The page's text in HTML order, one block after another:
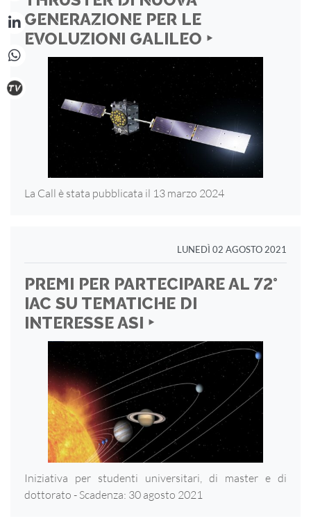
GENERAZIONE PER LE
EVOLUZIONI GALILEO ‣
La Call è stata pubblicata il 13 marzo 2024
LUNEDÌ 02 AGOSTO 2021
PREMI PER PARTECIPARE AL 72°
IAC SU TEMATICHE DI
INTERESSE ASI ‣
Iniziativa per studenti universitari, di master e di
dottorato - Scadenza: 30 agosto 2021